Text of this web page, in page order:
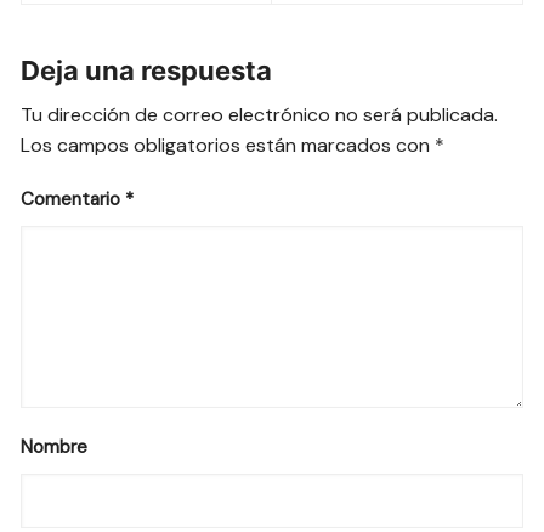
Deja una respuesta
Tu dirección de correo electrónico no será publicada.
Los campos obligatorios están marcados con *
Comentario *
Nombre